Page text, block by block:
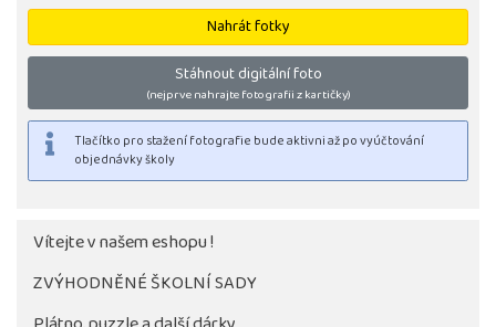
Nahrát fotky
Stáhnout digitální foto
(nejprve nahrajte fotografii z kartičky)
Vítejte v našem eshopu !
ZVÝHODNĚNÉ ŠKOLNÍ SADY